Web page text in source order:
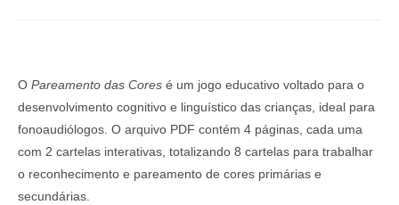
O Pareamento das Cores é um jogo educativo voltado para o
desenvolvimento cognitivo e linguístico das crianças, ideal para
fonoaudiólogos. O arquivo PDF contém 4 páginas, cada uma
com 2 cartelas interativas, totalizando 8 cartelas para trabalhar
o reconhecimento e pareamento de cores primárias e
secundárias.